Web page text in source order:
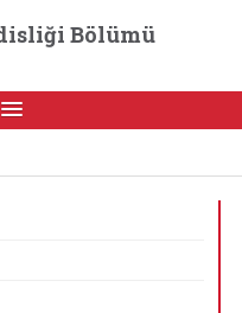
Bölümü